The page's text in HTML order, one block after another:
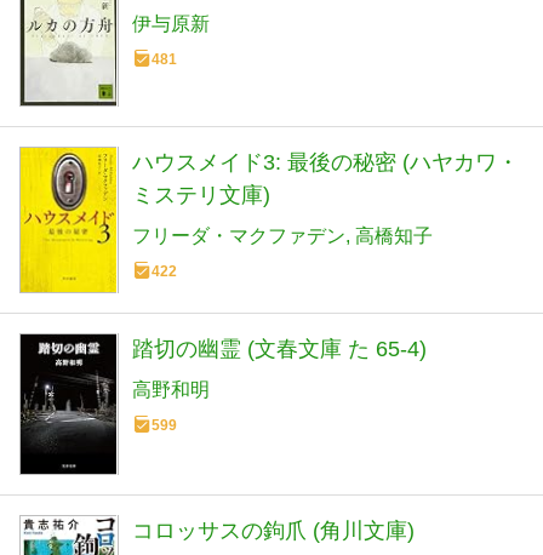
伊与原新
481
ハウスメイド3: 最後の秘密 (ハヤカワ・
ミステリ文庫)
フリーダ・マクファデン 高橋知子
422
踏切の幽霊 (文春文庫 た 65-4)
高野和明
599
コロッサスの鉤爪 (角川文庫)